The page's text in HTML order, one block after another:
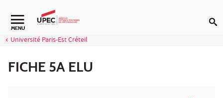
Aller au contenu
MENU
Université Paris-Est Créteil
FICHE 5A ELU